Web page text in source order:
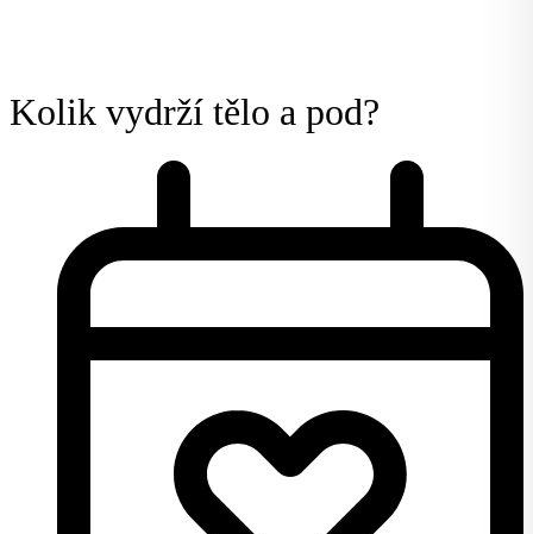
Kolik vydrží tělo a pod?